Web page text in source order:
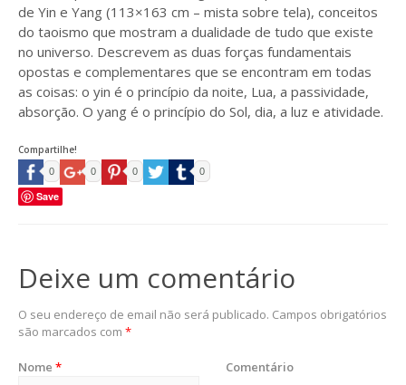
de Yin e Yang (113×163 cm – mista sobre tela), conceitos
do taoismo que mostram a dualidade de tudo que existe
no universo. Descrevem as duas forças fundamentais
opostas e complementares que se encontram em todas
as coisas: o yin é o princípio da noite, Lua, a passividade,
absorção. O yang é o princípio do Sol, dia, a luz e atividade.
Compartilhe!
0 0 0 0
Save
Deixe um comentário
O seu endereço de email não será publicado. Campos obrigatórios
são marcados com *
Nome * Comentário